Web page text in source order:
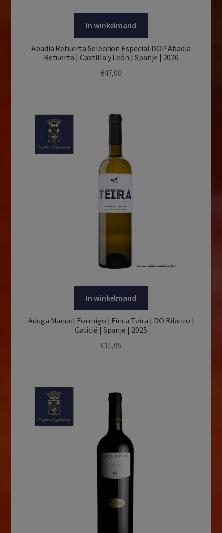
In winkelmand
Abadia Retuerta Seleccíon Especial DOP Abadia
Retuerta | Castilla y León | Spanje | 2020
€47,00
In winkelmand
Adega Manuel Formigo | Finca Teira | DO Ribeiro |
Galicië | Spanje | 2025
€15,95